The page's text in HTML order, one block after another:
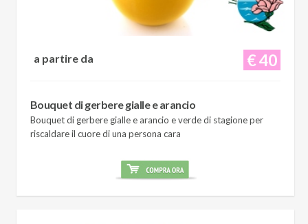
€ 40
a partire da
Bouquet di gerbere gialle e arancio
Bouquet di gerbere gialle e arancio e verde di stagione per
riscaldare il cuore di una persona cara